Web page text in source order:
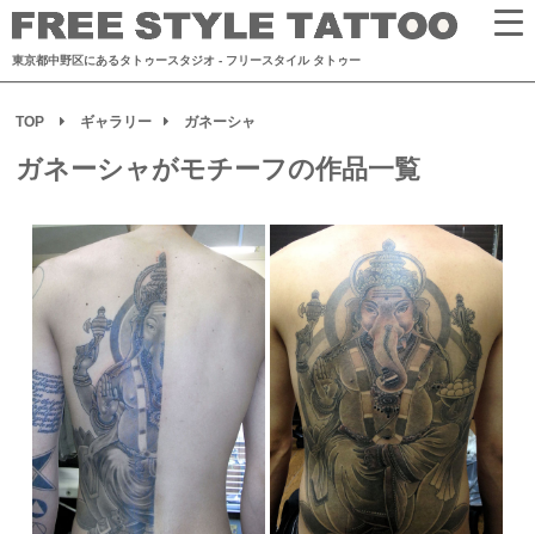
東京都中野区にあるタトゥースタジオ - フリースタイル タトゥー
TOP ギャラリー ガネーシャ
ガネーシャがモチーフの作品一覧